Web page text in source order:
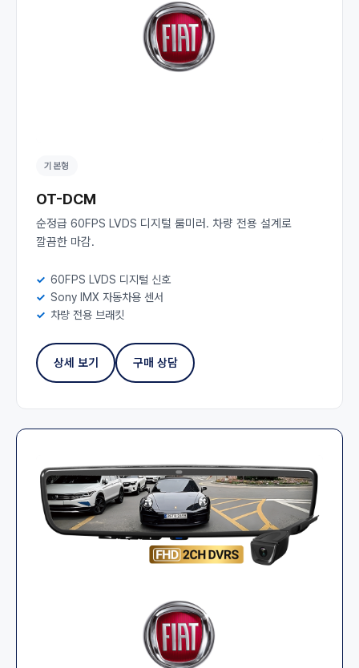
기본형
OT-DCM
순정급 60FPS LVDS 디지털 룸미러. 차량 전용 설계로
깔끔한 마감.
60FPS LVDS 디지털 신호
Sony IMX 자동차용 센서
차량 전용 브래킷
상세 보기 구매 상담